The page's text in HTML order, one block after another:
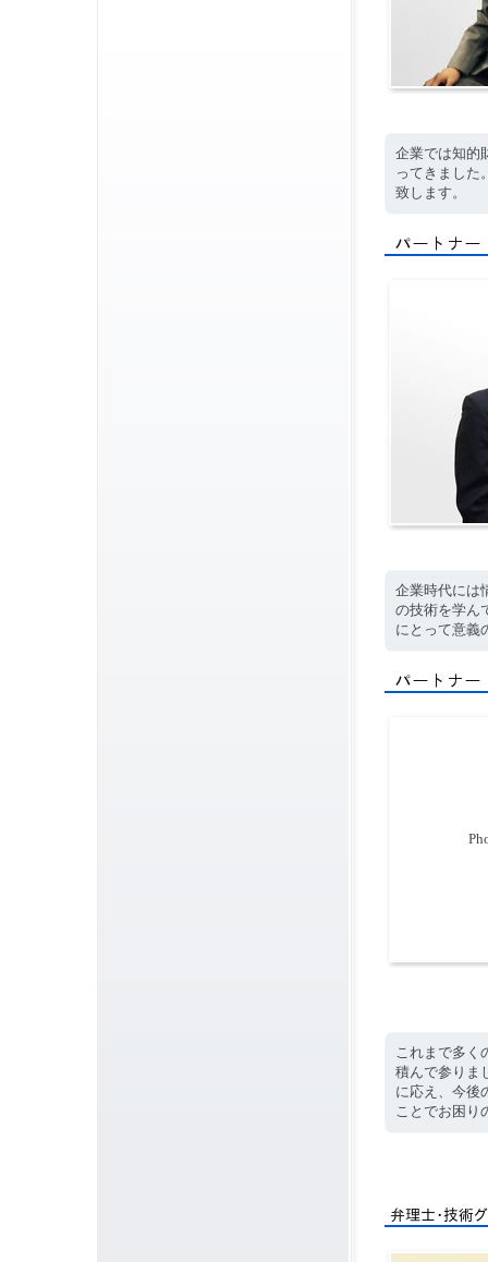
企業では知的
ってきました
致します。
企業時代には
の技術を学ん
にとって意義
これまで多く
積んで参りま
に応え、今後
ことでお困り